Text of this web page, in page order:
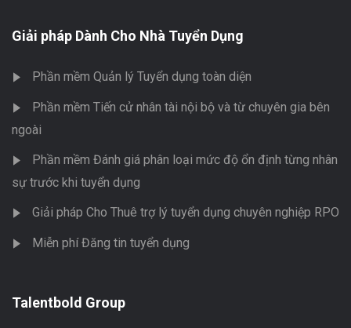
Giải pháp Dành Cho Nhà Tuyển Dụng
Phần mềm Quản lý Tuyển dụng toàn diện
Phần mềm Tiến cử nhân tài nội bộ và từ chuyên gia bên
ngoài
Phần mềm Đánh giá phân loại mức độ ổn định từng nhân
sự trước khi tuyển dụng
Giải pháp Cho Thuê trợ lý tuyển dụng chuyên nghiệp RPO
Miễn phí Đăng tin tuyển dụng
Talentbold Group